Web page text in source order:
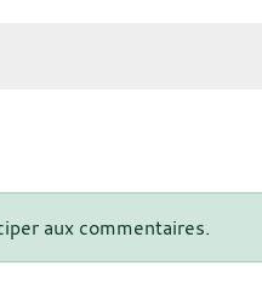
aux commentaires.